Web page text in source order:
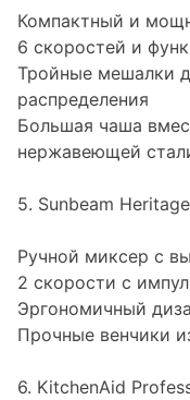
Компактный и
6 скоростей и
Тройные мешалки
распределения
Большая чаша
нержавеющей
5. Sunbeam
Ручной миксер с
2 скорости с
Эргономичный
Прочные венчики
6. KitchenAid